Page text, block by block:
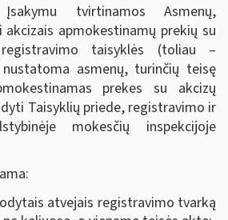
tvirtinamos Asmenų,
apmokestinamų prekių su
taisyklės (toliau –
asmenų, turinčių teisę
prekes su akcizų
Taisyklių priede, registravimo ir
mokesčių inspekcijoje
atvejais registravimo tvarką